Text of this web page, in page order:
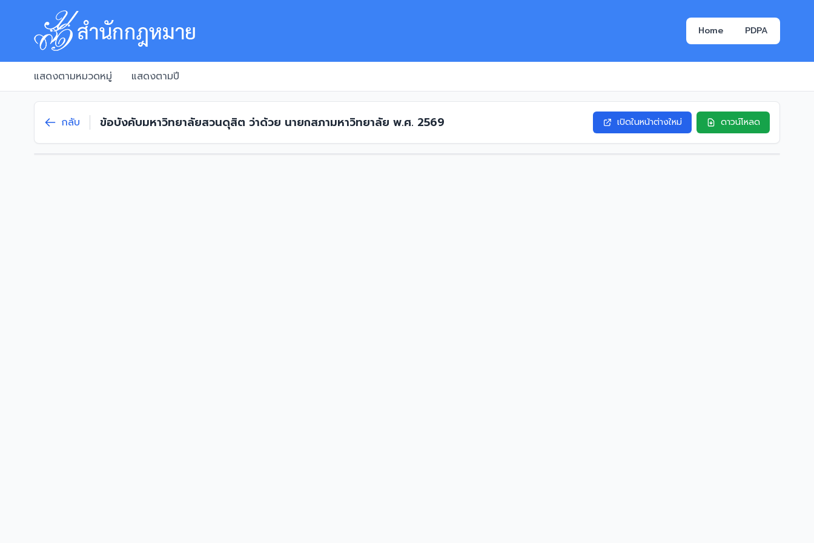
Home PDPA
แสดงตามหมวดหมู่ แสดงตามปี
กลับ ข้อบังคับมหาวิทยาลัยสวนดุสิต ว่าด้วย นายกสภามหาวิทยาลัย พ.ศ. 2569 เปิดในหน้าต่างใหม่ ดาวน์โหลด